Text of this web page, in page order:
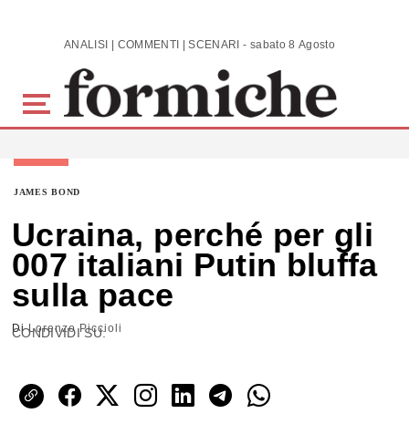
Skip to main content ANALISI | COMMENTI | SCENARI - sabato 8 Agosto 2026
JAMES BOND
Ucraina, perché per gli
007 italiani Putin bluffa
sulla pace
DiLorenzo Piccioli
CONDIVIDI SU: